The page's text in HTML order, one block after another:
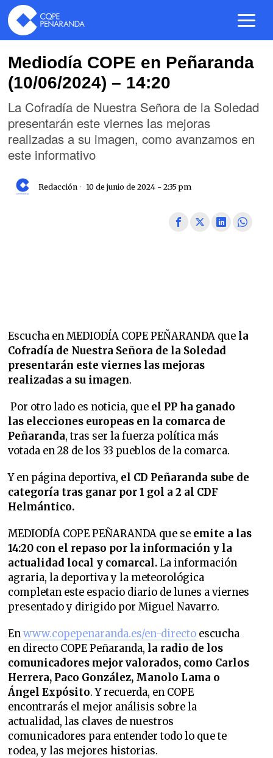
Mediodía COPE en Peñaranda
(10/06/2024) – 14:20
La Cofradía de Nuestra Señora de la Soledad
presentarán este viernes las mejoras
realizadas a su imagen, como avanzamos en
este informativo
Redacción 10 de junio de 2024 - 2:35 pm
Escucha en MEDIODÍA COPE PEÑARANDA que la
Cofradía de Nuestra Señora de la Soledad
presentarán este viernes las mejoras
realizadas a su imagen.
Por otro lado es noticia, que el PP ha ganado
las elecciones europeas en la comarca de
Peñaranda, tras ser la fuerza política más
votada en 28 de los 33 pueblos de la comarca.
Y en página deportiva, el CD Peñaranda sube de
categoría tras ganar por 1 gol a 2 al CDF
Helmántico.
MEDIODÍA COPE PEÑARANDA que se emite a las
14:20 con el repaso por la información y la
actualidad local y comarcal.La información
agraria, la deportiva y la meteorológica
completan este espacio diario de lunes a viernes
presentado y dirigido por Miguel Navarro.
Enwww.copepenaranda.es/en-directo escucha
en directo COPE Peñaranda, la radio de los
comunicadores mejor valorados, como Carlos
Herrera, Paco González, Manolo Lama o
Ángel Expósito. Y recuerda, en COPE
encontrarás el mejor análisis sobre la
actualidad, las claves de nuestros
comunicadores para entender todo lo que te
rodea, y las mejores historias.